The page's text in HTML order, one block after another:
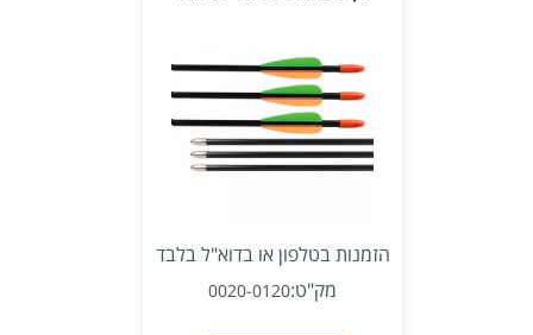
הזמנות בטלפון או בדוא"ל בלבד
מק"ט:0020-0120